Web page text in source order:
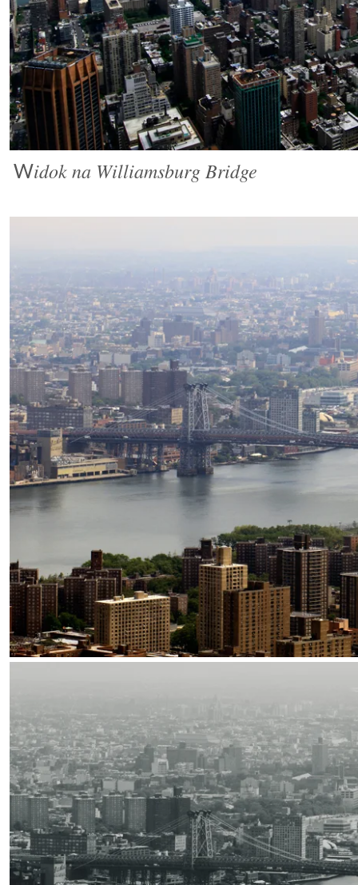
Widok na Williamsburg Bridge